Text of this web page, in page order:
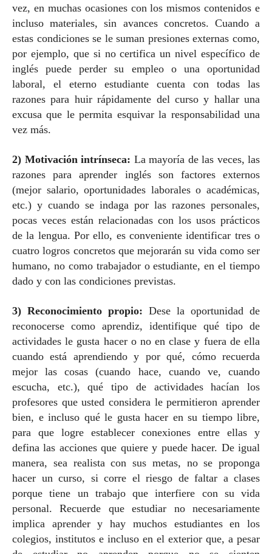
vez, en muchas ocasiones con los mismos contenidos e
incluso materiales, sin avances concretos. Cuando a
estas condiciones se le suman presiones externas como,
por ejemplo, que si no certifica un nivel específico de
inglés puede perder su empleo o una oportunidad
laboral, el eterno estudiante cuenta con todas las
razones para huir rápidamente del curso y hallar una
excusa que le permita esquivar la responsabilidad una
vez más.
2) Motivación intrínseca: La mayoría de las veces, las
razones para aprender inglés son factores externos
(mejor salario, oportunidades laborales o académicas,
etc.) y cuando se indaga por las razones personales,
pocas veces están relacionadas con los usos prácticos
de la lengua. Por ello, es conveniente identificar tres o
cuatro logros concretos que mejorarán su vida como ser
humano, no como trabajador o estudiante, en el tiempo
dado y con las condiciones previstas.
3) Reconocimiento propio: Dese la oportunidad de
reconocerse como aprendiz, identifique qué tipo de
actividades le gusta hacer o no en clase y fuera de ella
cuando está aprendiendo y por qué, cómo recuerda
mejor las cosas (cuando hace, cuando ve, cuando
escucha, etc.), qué tipo de actividades hacían los
profesores que usted considera le permitieron aprender
bien, e incluso qué le gusta hacer en su tiempo libre,
para que logre establecer conexiones entre ellas y
defina las acciones que quiere y puede hacer. De igual
manera, sea realista con sus metas, no se proponga
hacer un curso, si corre el riesgo de faltar a clases
porque tiene un trabajo que interfiere con su vida
personal. Recuerde que estudiar no necesariamente
implica aprender y hay muchos estudiantes en los
colegios, institutos e incluso en el exterior que, a pesar